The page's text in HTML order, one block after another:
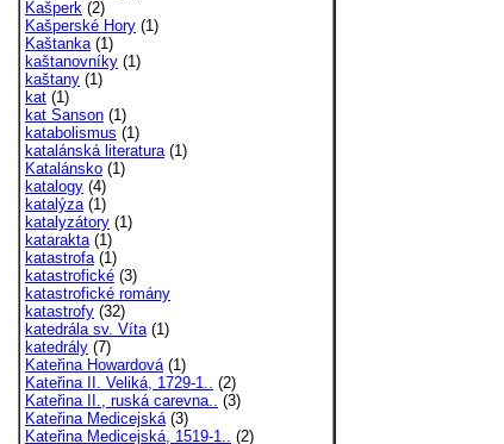
Kašperk (2)
Kašperské Hory (1)
Kaštanka(1)
kaštanovníky (1)
kaštany (1)
kat (1)
kat Sanson (1)
katabolismus (1)
katalánská literatura(1)
Katalánsko (1)
katalogy (4)
katalýza(1)
katalyzátory (1)
katarakta(1)
katastrofa(1)
katastrofické (3)
katastrofické romány
katastrofy (32)
katedrála sv. Víta(1)
katedrály (7)
Kateřina Howardová(1)
Kateřina II. Veliká, 1729-1.. (2)
Kateřina II., ruská carevna.. (3)
Kateřina Medicejská(3)
Kateřina Medicejská, 1519-1.. (2)